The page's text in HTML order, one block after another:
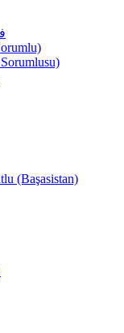
(Başasistan)